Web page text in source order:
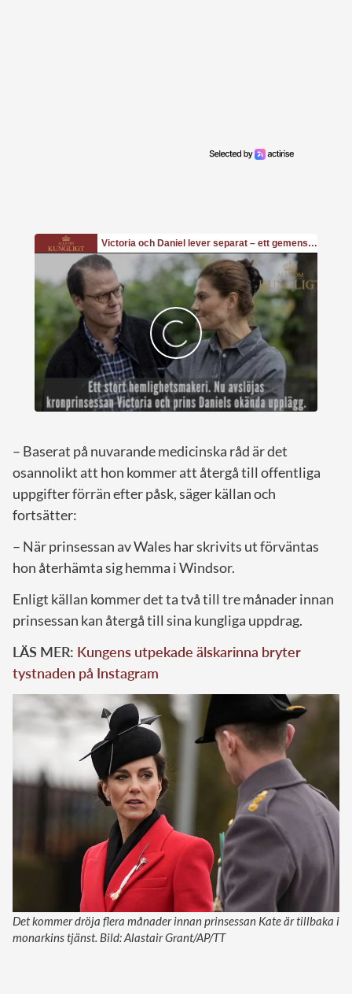
– Baserat på nuvarande medicinska råd är det
osannolikt att hon kommer att återgå till offentliga
uppgifter förrän efter påsk, säger källan och
fortsätter:
– När prinsessan av Wales har skrivits ut förväntas
hon återhämta sig hemma i Windsor.
Enligt källan kommer det ta två till tre månader innan
prinsessan kan återgå till sina kungliga uppdrag.
LÄS MER: Kungens utpekade älskarinna bryter
tystnaden på Instagram
Det kommer dröja flera månader innan prinsessan Kate är tillbaka i
monarkins tjänst. Bild: Alastair Grant/AP/TT